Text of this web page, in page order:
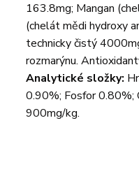
163.8mg; Mangan
(chelát mědi hydroxy
technicky čistý
rozmarýnu.
Analytické složky:
0.90%; Fosfor 0.80%;
900mg/kg.